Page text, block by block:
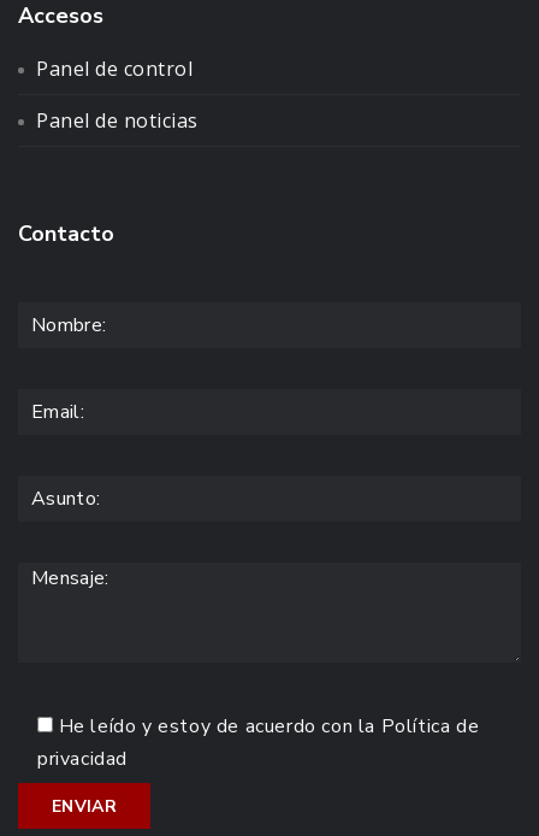
Accesos
Panel de control
Panel de noticias
Contacto
He leído y estoy de acuerdo con la Política de
privacidad